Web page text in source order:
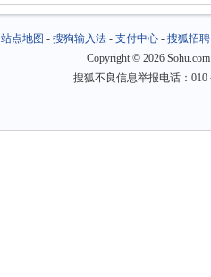
站点地图 - 搜狗输入法- 支付中心- 搜狐招聘
Copyright © 2026
搜狐不良信息举报电话：010